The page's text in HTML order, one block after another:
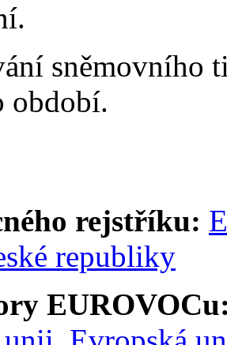
sněmovního
období.
rejstříku:
republiky